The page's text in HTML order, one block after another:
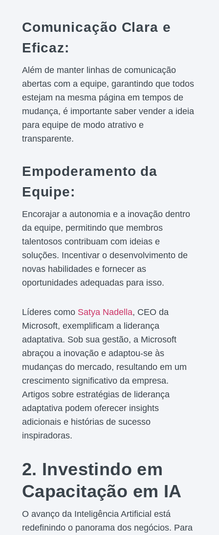
Comunicação Clara e
Eficaz:
Além de manter linhas de comunicação
abertas com a equipe, garantindo que todos
estejam na mesma página em tempos de
mudança, é importante saber vender a ideia
para equipe de modo atrativo e
transparente.
Empoderamento da
Equipe:
Encorajar a autonomia e a inovação dentro
da equipe, permitindo que membros
talentosos contribuam com ideias e
soluções. Incentivar o desenvolvimento de
novas habilidades e fornecer as
oportunidades adequadas para isso.
Líderes como Satya Nadella, CEO da
Microsoft, exemplificam a liderança
adaptativa. Sob sua gestão, a Microsoft
abraçou a inovação e adaptou-se às
mudanças do mercado, resultando em um
crescimento significativo da empresa.
Artigos sobre estratégias de liderança
adaptativa podem oferecer insights
adicionais e histórias de sucesso
inspiradoras.
2. Investindo em
Capacitação em IA
O avanço da Inteligência Artificial está
redefinindo o panorama dos negócios. Para